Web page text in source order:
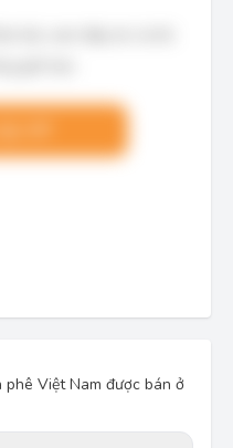
Việt Nam được bán ở